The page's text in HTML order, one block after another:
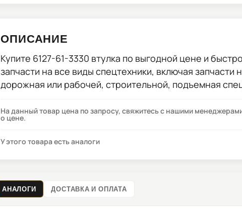
ОПИСАНИЕ
Купите 6127-61-3330 втулка по выгодной цене и
запчасти на все виды спецтехники, включая запчасти
дорожная или рабочей, строительной, подъемная
На данный товар цена по запросу, свяжитесь с нашими
о цене.
У этого товара есть аналоги
АНАЛОГИ ДОСТАВКА И ОПЛАТА